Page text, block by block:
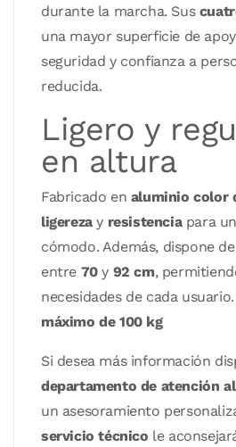
durante la marcha. Sus
una mayor superficie de
seguridad y confianza a
reducida.
Ligero y
en altura
Fabricado en aluminio color
ligerezay resistenciapara
cómodo. Además, dispone de
entre 70y 92 cm,
necesidades de cada
máximo de 100 kg
Si desea más información
departamento de atención
un asesoramiento
servicio técnico le